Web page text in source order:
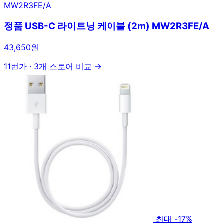
MW2R3FE/A
정품 USB-C 라이트닝 케이블 (2m) MW2R3FE/A
43,650원
11번가 · 3개 스토어 비교 →
최대 -17%